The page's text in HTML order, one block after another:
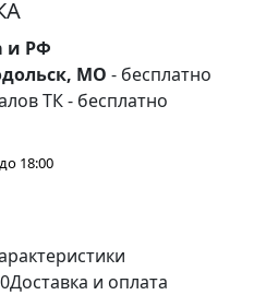
и РФ
МО - бесплатно
ТК - бесплатно
18:00
0Доставка и оплата